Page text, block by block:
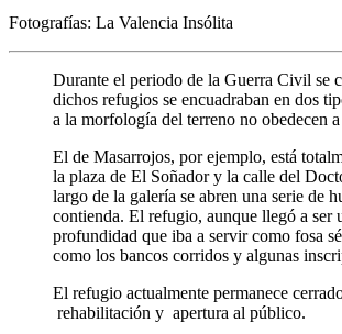
Fotografías: La Valencia Insólita
Durante el periodo de la Guerra Civil se
dichos refugios se encuadraban en dos
a la morfología del terreno no obedecen
El de Masarrojos, por ejemplo, está
la plaza de El Soñador y la calle del
largo de la galería se abren una serie de
contienda. El refugio, aunque llegó a ser
profundidad que iba a servir como fosa
como los bancos corridos y algunas
El refugio actualmente permanece
rehabilitación y apertura al público.